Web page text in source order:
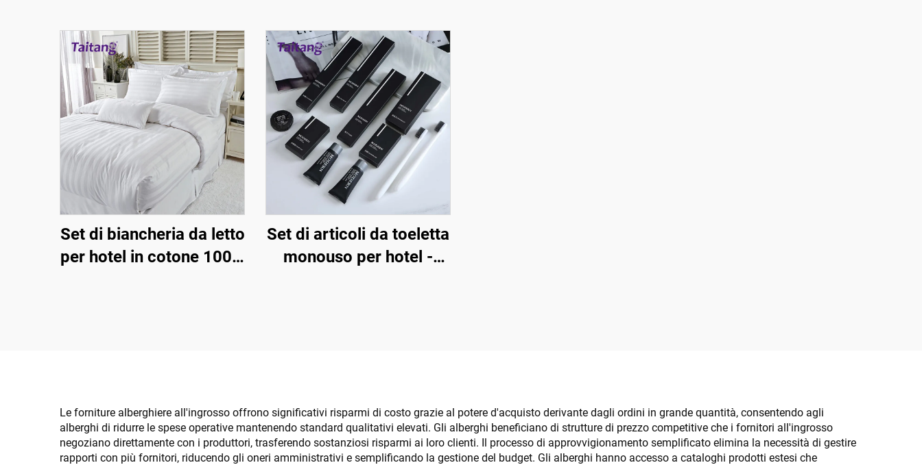
Set di biancheria da letto
per hotel in cotone 100%
Set di articoli da toeletta
monouso per hotel -
Le forniture alberghiere all'ingrosso offrono significativi risparmi di costo grazie al potere d'acquisto derivante dagli ordini in grande quantità, consentendo agli
alberghi di ridurre le spese operative mantenendo standard qualitativi elevati. Gli alberghi beneficiano di strutture di prezzo competitive che i fornitori all'ingrosso
negoziano direttamente con i produttori, trasferendo sostanziosi risparmi ai loro clienti. Il processo di approvvigionamento semplificato elimina la necessità di gestire
rapporti con più fornitori, riducendo gli oneri amministrativi e semplificando la gestione del budget. Gli alberghi hanno accesso a cataloghi prodotti estesi che